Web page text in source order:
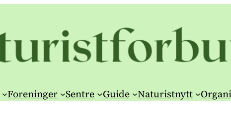
Foreninger Sentre Guide Naturistnytt